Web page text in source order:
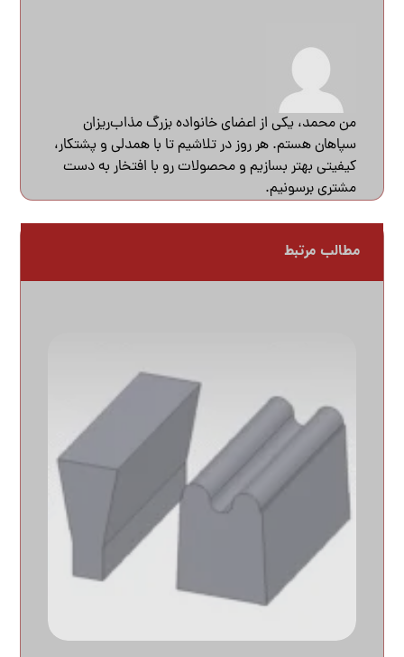
من محمد، یکی از اعضای خانواده بزرگ مذاب‌ریزان
سپاهان هستم. هر روز در تلاشیم تا با همدلی و پشتکار،
کیفیتی بهتر بسازیم و محصولات رو با افتخار به دست
مشتری برسونیم.
مطالب مرتبط